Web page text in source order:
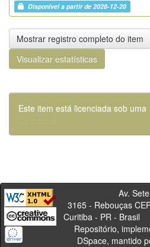
Disponível a partir de 2028-12-20
Mostrar registro completo do item
Visualizar estatísticas
Este item está licenciada sob uma
Commons
Av. Sete de
3165 - Rebouças
Curitiba -
Repositório,
DSpace, mantido